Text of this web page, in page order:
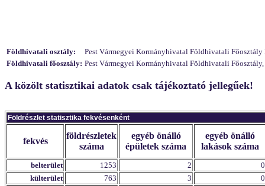
Földhivatali osztály:
Pest Vármegyei Kormányhivatal Földhivatali
Földhivatali főosztály: Pest Vármegyei Kormányhivatal Földhivatali
A közölt statisztikai adatok csak tájékoztató jellegűek!
Földrészlet statisztika fekvésenként
fekvés
földrészletek
száma
egyéb önálló
épületek száma
egyéb önálló
lakások száma
belterület 1253 2
0
külterület
763 3 0